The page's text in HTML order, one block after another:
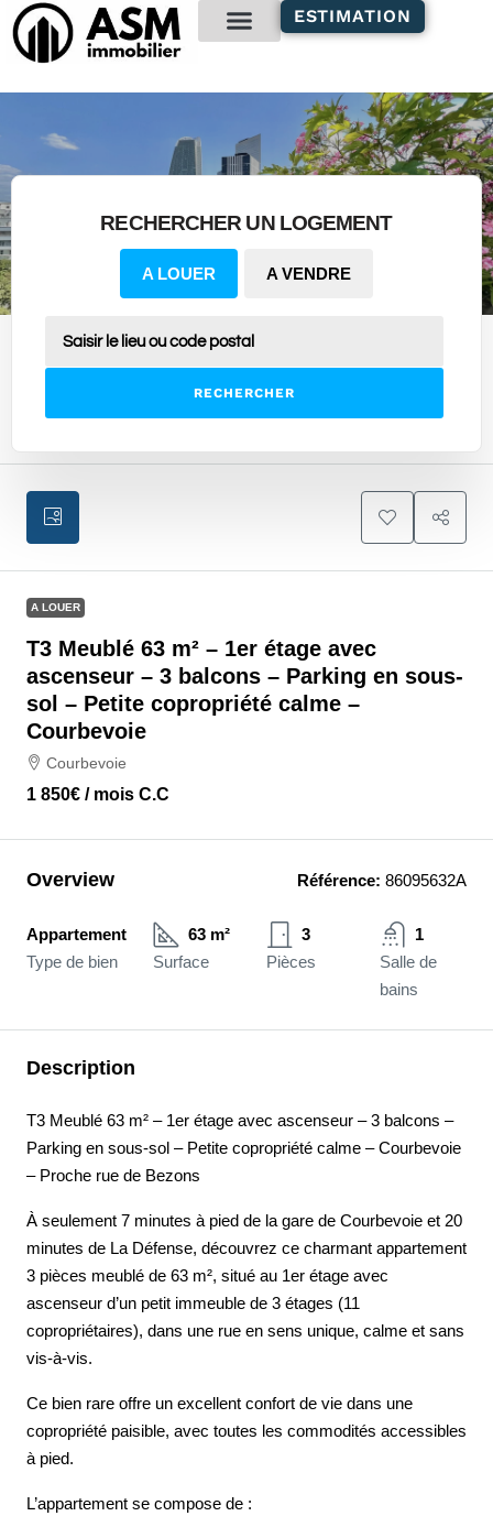
principal
ESTIMATION
RECHERCHER UN LOGEMENT
A LOUER A VENDRE
RECHERCHER
A LOUER
T3 Meublé 63 m² – 1er étage avec
ascenseur – 3 balcons – Parking en sous-
sol – Petite copropriété calme –
Courbevoie
Courbevoie
1 850€ / mois C.C
Overview Référence: 86095632A
Appartement
Type de bien
63 m²
Surface
3
Pièces
1
Salle de
bains
Description
T3 Meublé 63 m² – 1er étage avec ascenseur – 3 balcons –
Parking en sous-sol – Petite copropriété calme – Courbevoie
– Proche rue de Bezons
À seulement 7 minutes à pied de la gare de Courbevoie et 20
minutes de La Défense, découvrez ce charmant appartement
3 pièces meublé de 63 m², situé au 1er étage avec
ascenseur d’un petit immeuble de 3 étages (11
copropriétaires), dans une rue en sens unique, calme et sans
vis-à-vis.
Ce bien rare offre un excellent confort de vie dans une
copropriété paisible, avec toutes les commodités accessibles
à pied.
L’appartement se compose de :